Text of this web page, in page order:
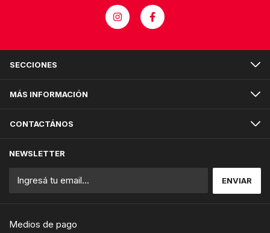
SECCIONES
MÁS INFORMACIÓN
CONTACTÁNOS
NEWSLETTER
Medios de pago